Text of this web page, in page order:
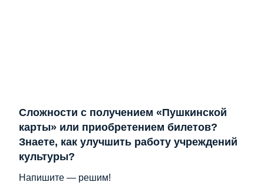
Сложности с получением «Пушкинской
карты» или приобретением билетов?
Знаете, как улучшить работу учреждений
культуры?
Напишите — решим!